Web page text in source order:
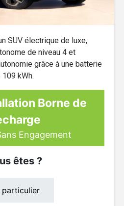
SUV électrique de luxe,
de niveau 4 et
grâce à une batterie
kWh.